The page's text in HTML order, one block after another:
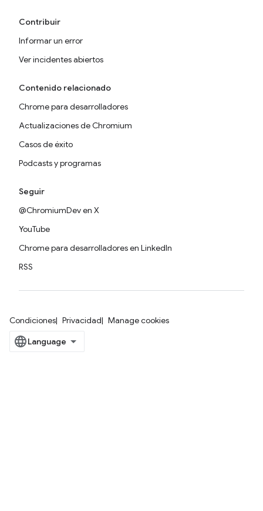
Contribuir
Informar un error
Ver incidentes abiertos
Contenido relacionado
Chrome para desarrolladores
Actualizaciones de Chromium
Casos de éxito
Podcasts y programas
Seguir
@ChromiumDev en X
YouTube
Chrome para desarrolladores en LinkedIn
RSS
Condiciones Privacidad Manage cookies